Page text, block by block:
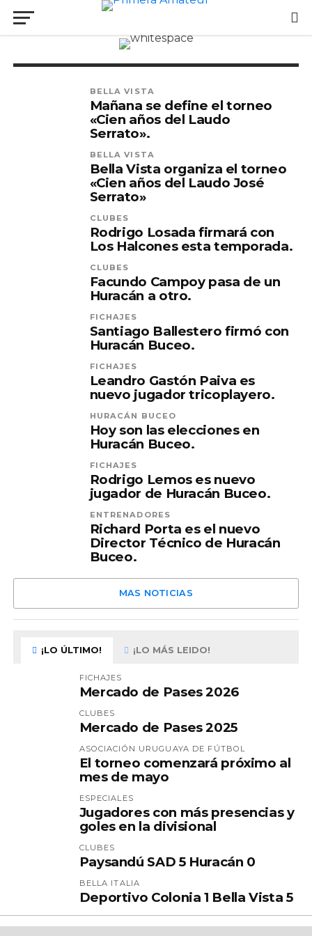
HURACÁN BUCEO
Huracán Buceo se quedó con
el tercer puesto.
BELLA VISTA
Mañana se define el torneo
«Cien años del Laudo
Serrato».
BELLA VISTA
Bella Vista organiza el torneo
«Cien años del Laudo José
Serrato»
CLUBES
Rodrigo Losada firmará con
Los Halcones esta temporada.
CLUBES
Facundo Campoy pasa de un
Huracán a otro.
FICHAJES
Santiago Ballestero firmó con
Huracán Buceo.
FICHAJES
Leandro Gastón Paiva es
nuevo jugador tricoplayero.
HURACÁN BUCEO
Hoy son las elecciones en
Huracán Buceo.
FICHAJES
Rodrigo Lemos es nuevo
jugador de Huracán Buceo.
ENTRENADORES
Richard Porta es el nuevo
Director Técnico de Huracán
Buceo.
MAS NOTICIAS
¡LO ÚLTIMO! ¡LO MÁS LEIDO!
FICHAJES
Mercado de Pases 2026
CLUBES
Mercado de Pases 2025
ASOCIACIÓN URUGUAYA DE FÚTBOL
El torneo comenzará próximo al
mes de mayo
ESPECIALES
Jugadores con más presencias y
goles en la divisional
CLUBES
Paysandú SAD 5 Huracán 0
BELLA ITALIA
Deportivo Colonia 1 Bella Vista 5